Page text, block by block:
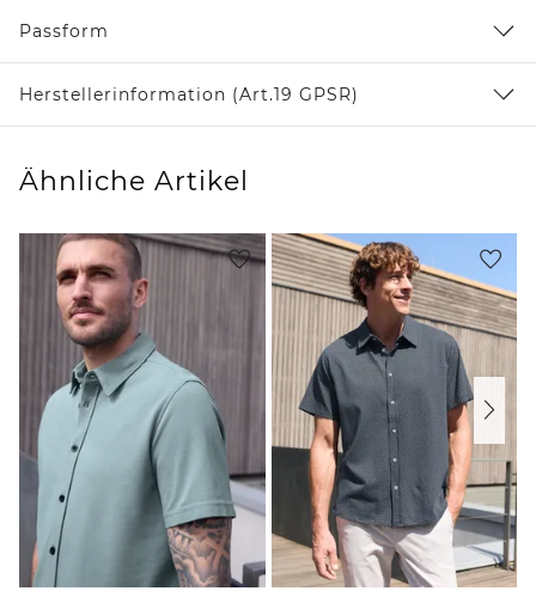
Passform
Herstellerinformation (Art.19 GPSR)
Ähnliche Artikel